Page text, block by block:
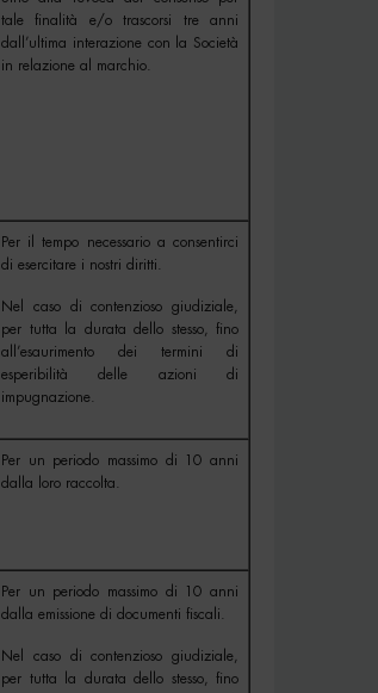
tale finalità e/o trascorsi tre anni
dall’ultima interazione con la Società
in relazione al marchio.
Per il tempo necessario a consentirci
di esercitare i nostri diritti.
Nel caso di contenzioso giudiziale,
per tutta la durata dello stesso, fino
all’esaurimento dei termini di
esperibilità delle azioni di
impugnazione.
Per un periodo massimo di 10 anni
dalla loro raccolta.
Per un periodo massimo di 10 anni
dalla emissione di documenti fiscali.
Nel caso di contenzioso giudiziale,
per tutta la durata dello stesso, fino